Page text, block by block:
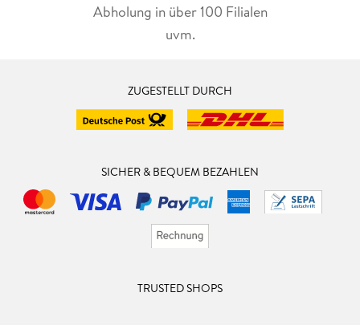
Abholung in über 100 Filialen
uvm.
ZUGESTELLT DURCH
SICHER & BEQUEM BEZAHLEN
TRUSTED SHOPS